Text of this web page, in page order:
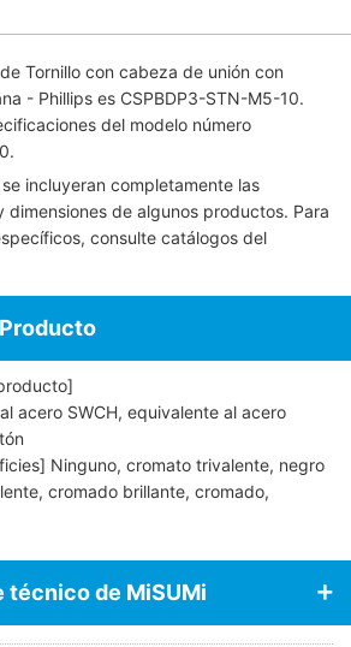
Tornillo con cabeza de unión con
- Phillips es CSPBDP3-STN-M5-10.
del modelo número
incluyeran completamente las
dimensiones de algunos productos. Para
consulte catálogos del
acero SWCH, equivalente al acero
Ninguno, cromato trivalente, negro
cromado brillante, cromado,
niquelado, niquelado, níquel negro,
técnico de MiSUMi